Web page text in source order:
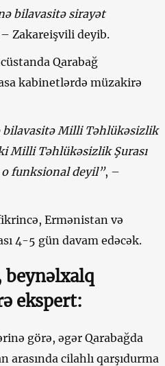
bilavasitə sirayət
Zakareişvili deyib.
Qarabağ
kabinetlərdə müzakirə
bilavasitə Milli Təhlükəsizlik
Milli Təhlükəsizlik Şurası
funksional deyil”, –
Ermənistan və
4-5 gün davam edəcək.
beynəlxalq
ekspert:
görə, əgər Qarabağda
arasında cilahlı qarşıdurma